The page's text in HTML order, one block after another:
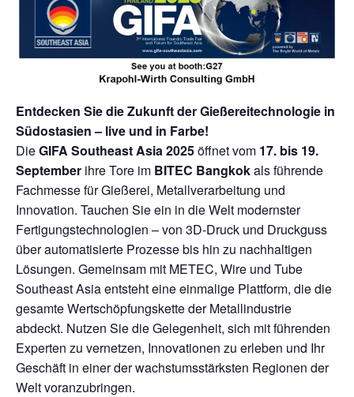
Entdecken Sie die Zukunft der Gießereitechnologie in
Südostasien – live und in Farbe!
DieGIFA Southeast Asia 2025öffnet vom 17. bis 19.
September ihre Tore im BITEC Bangkokals führende
Fachmesse für Gießerei, Metallverarbeitung und
Innovation. Tauchen Sie ein in die Welt modernster
Fertigungstechnologien – von 3D-Druck und Druckguss
über automatisierte Prozesse bis hin zu nachhaltigen
Lösungen. Gemeinsam mit METEC, Wire und Tube
Southeast Asia entsteht eine einmalige Plattform, die die
gesamte Wertschöpfungskette der Metallindustrie
abdeckt. Nutzen Sie die Gelegenheit, sich mit führenden
Experten zu vernetzen, Innovationen zu erleben und Ihr
Geschäft in einer der wachstumsstärksten Regionen der
Welt voranzubringen.